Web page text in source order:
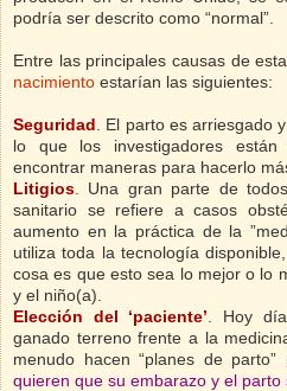
podría ser descrito como “normal”.
Entre las principales causas de esta
nacimiento estarían las siguientes:
Seguridad . El parto es arriesgado
lo que los investigadores están
encontrar maneras para hacerlo
Litigios . Una gran parte de
sanitario se refiere a casos
aumento en la práctica de la
utiliza toda la tecnología
cosa es que esto sea lo mejor o lo
y el niño(a).
Elección del ‘paciente’ . Hoy
ganado terreno frente a la
menudo hacen “planes de
quieren que su embarazo y el parto